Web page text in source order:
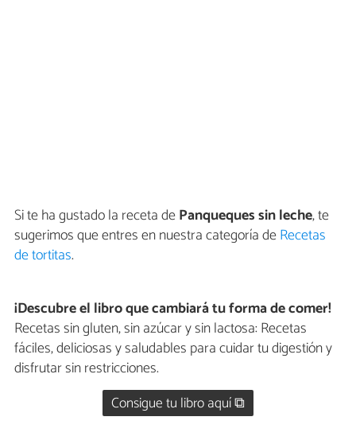
Si te ha gustado la receta dePanqueques sin leche, te
sugerimos que entres en nuestra categoría deRecetas
de tortitas.
¡Descubre el libro que cambiará tu forma de comer!
Recetas sin gluten, sin azúcar y sin lactosa: Recetas
fáciles, deliciosas y saludables para cuidar tu digestión y
disfrutar sin restricciones.
Consigue tu libro aquí ⧉